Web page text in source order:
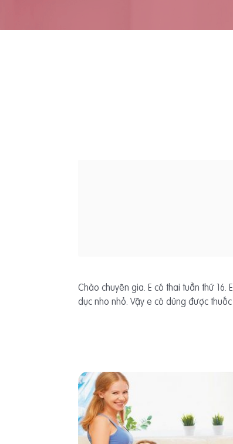
Chào chuyên gia. E có thai tuần thứ
dục nho nhỏ. Vậy e có dùng được